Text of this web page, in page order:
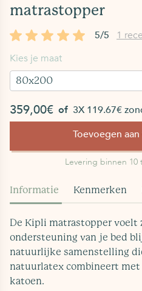
matrastopper
5/5 1
Kies je maat
80x200
359,00€ of 3X 119.67€
Toevoegen
Levering binnen
Informatie Kenmerken
De Kipli matrastopper voelt
ondersteuning van je bed
natuurlijke samenstelling
natuurlatex combineert
katoen.